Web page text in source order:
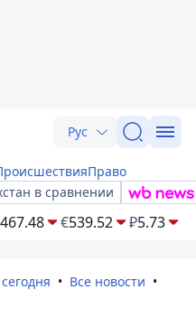
Рус
Право
в сравнении
467.48 €539.52 ₽5.73
Все новости